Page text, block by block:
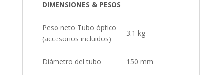
DIMENSIONES & PESOS
Peso neto Tubo óptico
(accesorios incluidos)
3.1 kg
Diámetro del tubo 150 mm